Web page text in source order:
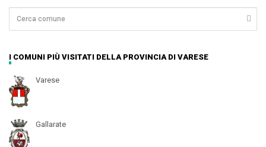
I COMUNI PIÙ VISITATI DELLA PROVINCIA DI VARESE
Varese
Gallarate